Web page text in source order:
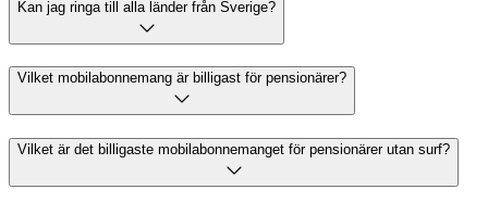
Kan jag ringa till alla länder från Sverige?
Vilket mobilabonnemang är billigast för pensionärer?
Vilket är det billigaste mobilabonnemanget för pensionärer utan surf?